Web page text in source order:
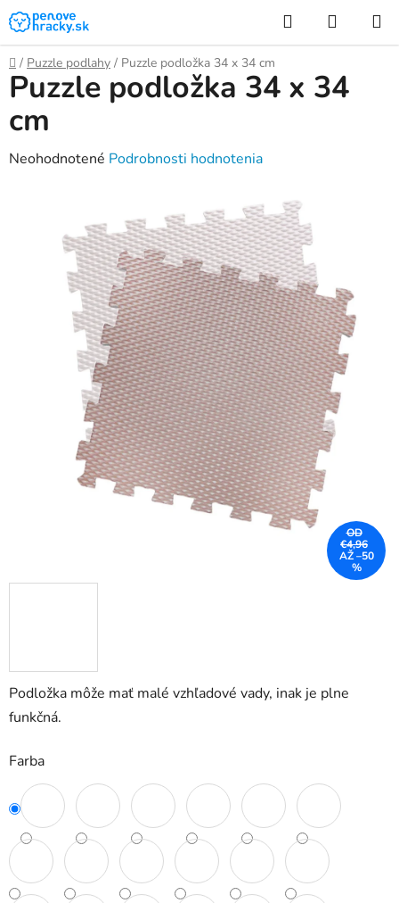
Prejsť
na
obsah
Hľadať
KOŠÍK
Domov
/ Puzzle podlahy / Puzzle podložka 34 x 34 cm
Podložka môže mať malé vzhľadové vady, inak je plne
funkčná.
Farba
Puzzle podložka 34 x 34
cm
Priemerné
hviezdičiek.
Neohodnotené Podrobnosti hodnotenia
OD
€4,96
AŽ –50
%